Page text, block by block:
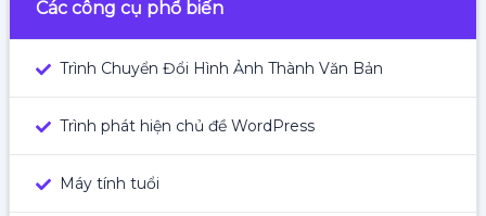
Các công cụ phổ biến
Trình Chuyển Đổi Hình Ảnh Thành Văn Bản
Trình phát hiện chủ đề WordPress
Máy tính tuổi